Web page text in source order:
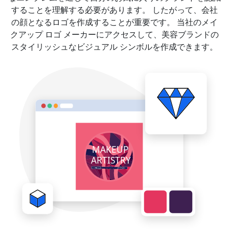
することを理解する必要があります。 したがって、会社
の顔となるロゴを作成することが重要です。 当社のメイ
クアップ ロゴ メーカーにアクセスして、美容ブランドの
スタイリッシュなビジュアル シンボルを作成できます。